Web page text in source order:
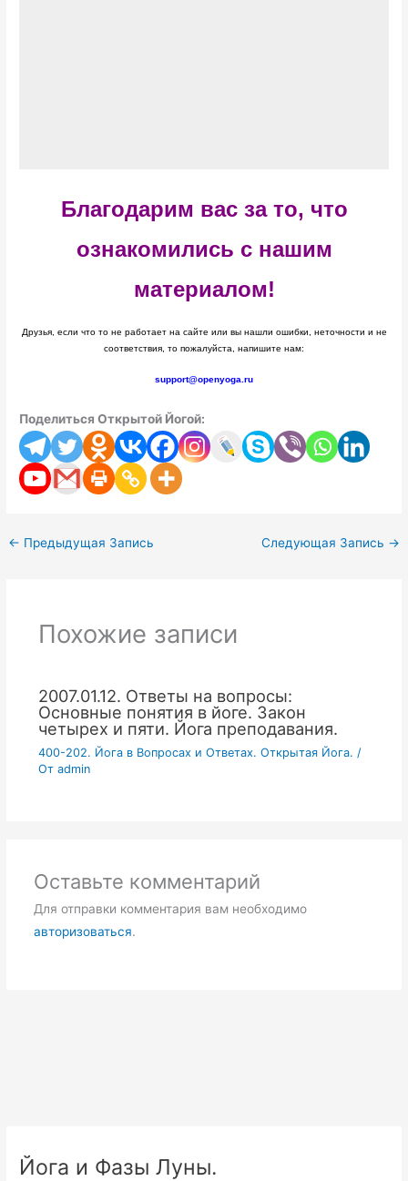
Благодарим вас за то, что
ознакомились с нашим
материалом!
Друзья, если что то не работает на сайте или вы нашли ошибки, неточности и не
соответствия, то пожалуйста, напишите нам:
support@openyoga.ru
Поделиться Открытой Йогой:
← Предыдущая Запись Следующая Запись →
Похожие записи
2007.01.12. Ответы на вопросы:
Основные понятия в йоге. Закон
четырех и пяти. Йога преподавания.
400-202. Йога в Вопросах и Ответах. Открытая Йога. /
От admin
Оставьте комментарий
Для отправки комментария вам необходимо
авторизоваться.
Йога и Фазы Луны.